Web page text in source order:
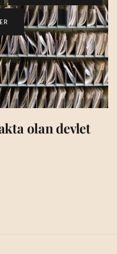
olan devlet